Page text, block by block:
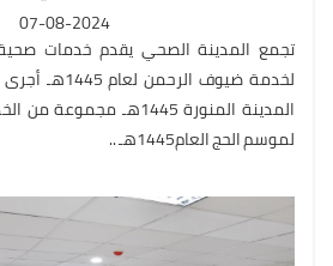
07-08-2024
تجمع المدينة الصحي يقدم خدمات
لخدمة ضيوف
المدينة المنورة 1445هـ
لموسم الحج العام1445هـ ..